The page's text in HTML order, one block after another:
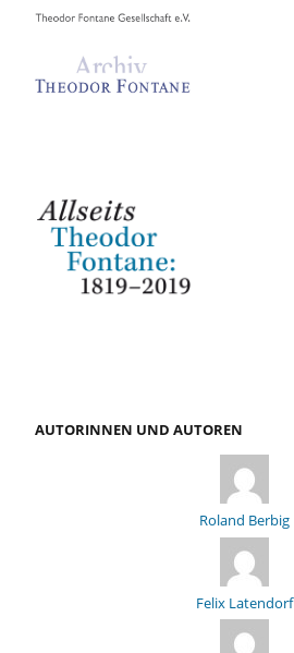
AUTORINNEN UND AUTOREN
Roland Berbig
Felix Latendorf